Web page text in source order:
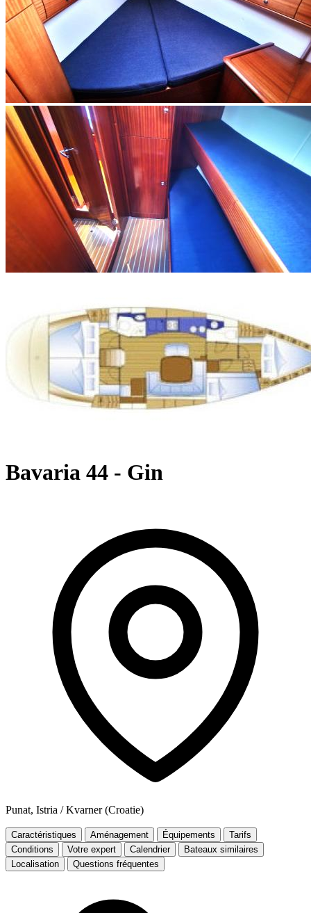
Bavaria 44 - Gin
Punat, Istria / Kvarner (Croatie)
Caractéristiques Aménagement Équipements
Tarifs
Conditions
Votre expert Calendrier
Bateaux similaires
Localisation
Questions fréquentes